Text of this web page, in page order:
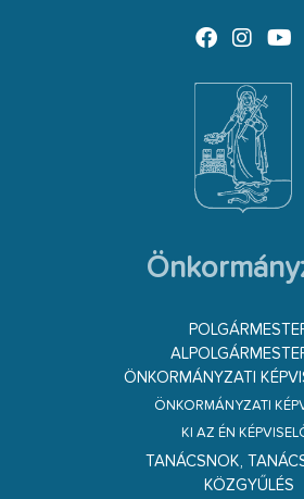
ÖNKORMÁNYZATI
ÖNKORMÁNYZATI
KI AZ ÉN
TANÁCSNOK,
KÖZGYŰLÉS